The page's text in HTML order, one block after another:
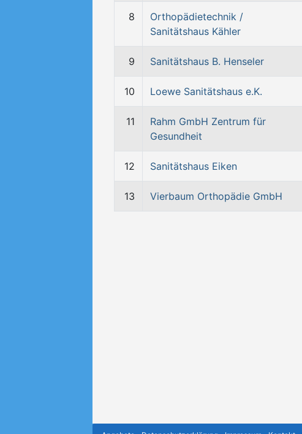
8
Orthopädietechnik /
Sanitätshaus Kähler
9 Sanitätshaus B. Henseler
10 Loewe Sanitätshaus e.K.
11
Rahm GmbH Zentrum für
Gesundheit
12 Sanitätshaus Eiken
13 Vierbaum Orthopädie GmbH